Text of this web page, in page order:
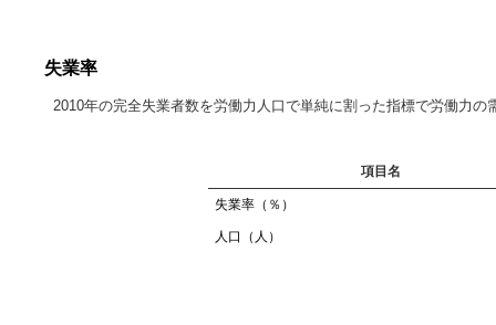
失業率
2010年の完全失業者数を労働力人口で単純に割った指標で労働力
項目名
失業率（％）
人口（人）